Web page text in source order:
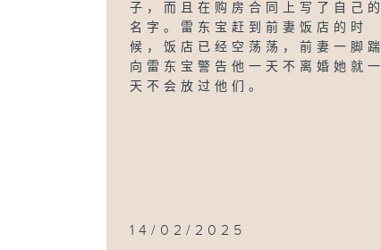
子，而且在购房合同上写了自己的
名字。雷东宝赶到前妻饭店的时
候，饭店已经空荡荡，前妻一脚踹
向雷东宝警告他一天不离婚她就一
天不会放过他们。
14/02/2025